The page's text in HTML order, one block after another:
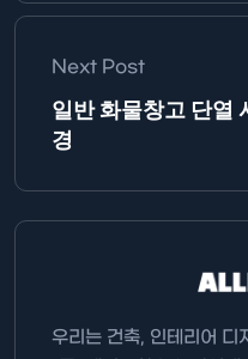
Next Post
일반 화물창고 단열
경
우리는 건축, 인테리어 디